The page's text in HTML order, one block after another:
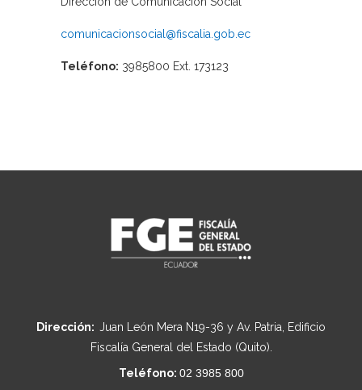
comunicacionsocial@fiscalia.gob.ec
Teléfono: 3985800 Ext. 173123
Dirección: Juan León Mera N19-36 y Av. Patria, Edificio
Fiscalía General del Estado (Quito).
Teléfono: 02 3985 800